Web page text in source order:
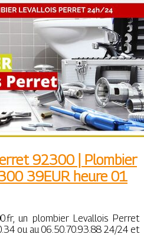
92300 | Plombier
39EUR heure 01
un plombier Levallois Perret
ou au 06.50.70.93.88 24/24 et